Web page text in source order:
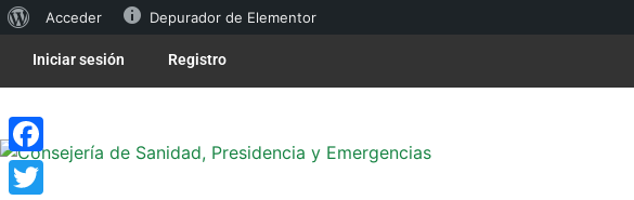
Acceder Depurador de Elementor
Iniciar sesión Registro
Facebook